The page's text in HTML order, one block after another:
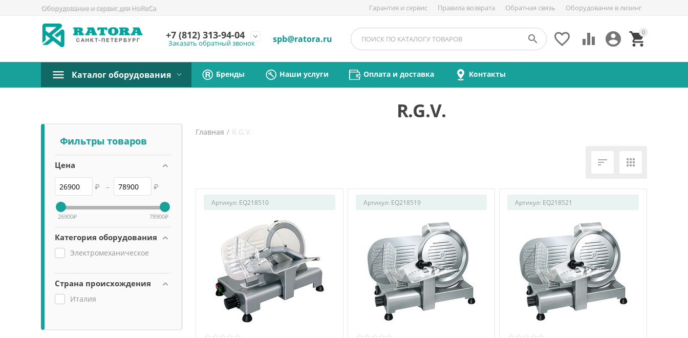
Оборудование и сервис для HoReCa Гарантия и сервис Правила возврата Обратная связь Оборудование в лизинг
+7 (812) 313-94-04 expand_more
Заказать обратный звонок spb@ratora.ru
0


 

Каталог оборудования Бренды Наши услуги Оплата и доставка Контакты
Фильтры товаров
Цена
₽ – ₽
26900₽ 78900₽
Категория оборудования
Электромеханическое
Страна происхождения
Италия
R.G.V.
Главная / R.G.V.
 
Артикул: EQ218510 Артикул: EQ218519 Артикул: EQ218521